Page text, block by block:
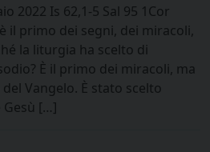
2022 Is 62,1-5 Sal 95 1Cor
è il primo dei segni, dei miracoli,
la liturgia ha scelto di
È il primo dei miracoli, ma
Vangelo. È stato scelto
Gesù […]